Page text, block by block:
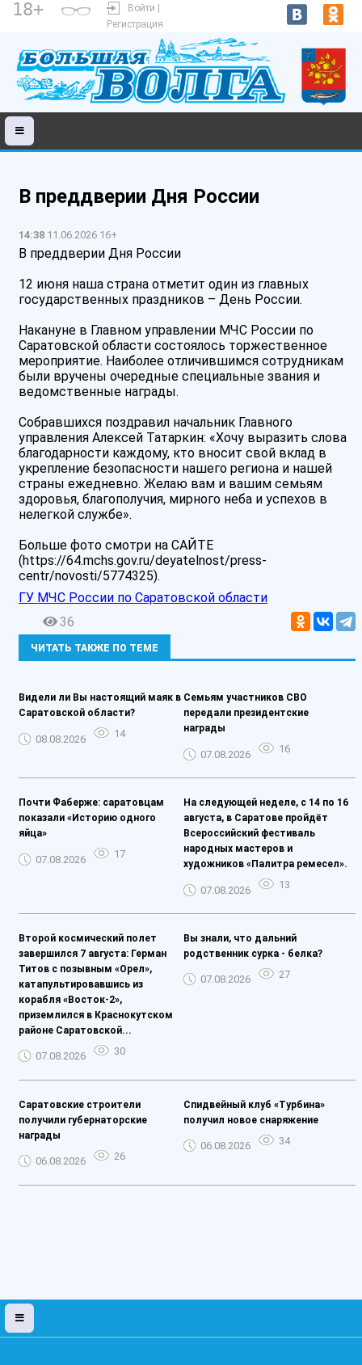
18+
Войти |
Регистрация
В преддверии Дня России
14:38 11.06.2026 16+
В преддверии Дня России
12 июня наша страна отметит один из главных
государственных праздников – День России.
Накануне в Главном управлении МЧС России по
Саратовской области состоялось торжественное
мероприятие. Наиболее отличившимся сотрудникам
были вручены очередные специальные звания и
ведомственные награды.
Собравшихся поздравил начальник Главного
управления Алексей Татаркин: «Хочу выразить слова
благодарности каждому, кто вносит свой вклад в
укрепление безопасности нашего региона и нашей
страны ежедневно. Желаю вам и вашим семьям
здоровья, благополучия, мирного неба и успехов в
нелегкой службе».
Больше фото смотри на САЙТЕ
(https://64.mchs.gov.ru/deyatelnost/press-
centr/novosti/5774325).
ГУ МЧС России по Саратовской области
36
ЧИТАТЬ ТАКЖЕ ПО ТЕМЕ
Видели ли Вы настоящий маяк в
Саратовской области?
08.08.2026 14
Семьям участников СВО
передали президентские
награды
07.08.2026 16
Почти Фаберже: саратовцам
показали «Историю одного
яйца»
07.08.2026 17
На следующей неделе, с 14 по 16
августа, в Саратове пройдёт
Всероссийский фестиваль
народных мастеров и
художников «Палитра ремесел».
07.08.2026 13
Второй космический полет
завершился 7 августа: Герман
Титов с позывным «Орел»,
катапультировавшись из
корабля «Восток-2»,
приземлился в Краснокутском
районе Саратовской...
07.08.2026 30
Вы знали, что дальний
родственник сурка - белка?
07.08.2026 27
Саратовские строители
получили губернаторские
награды
06.08.2026 26
Спидвейный клуб «Турбина»
получил новое снаряжение
06.08.2026 34